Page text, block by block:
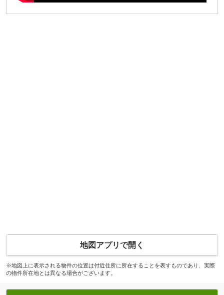
地図アプリで開く
※地図上に表示される物件の位置は付近住所に所在することを表すものであり、実際
の物件所在地とは異なる場合がございます。